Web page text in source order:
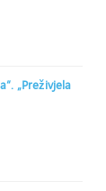
„Preživjela